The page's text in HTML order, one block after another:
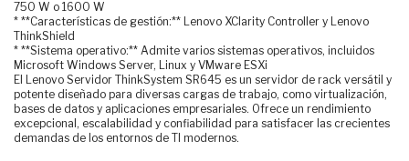
750 W o 1600 W
* **Características de gestión:** Lenovo XClarity Controller y Lenovo
ThinkShield
* **Sistema operativo:** Admite varios sistemas operativos, incluidos
Microsoft Windows Server, Linux y VMware ESXi
El Lenovo Servidor ThinkSystem SR645 es un servidor de rack versátil y
potente diseñado para diversas cargas de trabajo, como virtualización,
bases de datos y aplicaciones empresariales. Ofrece un rendimiento
excepcional, escalabilidad y confiabilidad para satisfacer las crecientes
demandas de los entornos de TI modernos.